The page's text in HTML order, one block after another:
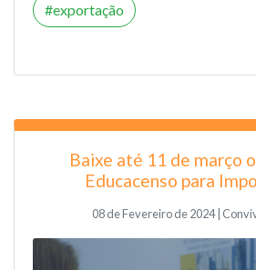
exportação
Baixe até 11 de março
Educacenso para
08 de Fevereiro de 2024 |